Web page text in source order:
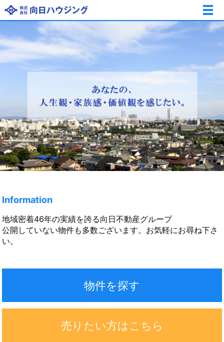
メ
Information
地域密着46年の実績を誇る向日不動産グループ
公開していない物件も多数ございます。お気軽にお尋ね下さ
い。
物件を探す
売りたい方はこちら